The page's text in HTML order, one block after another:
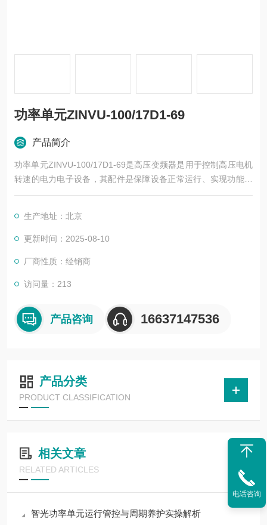
功率单元ZINVU-100/17D1-69
产品简介
功率单元ZINVU-100/17D1-69是高压变频器是用于控制高压电机
转速的电力电子设备，其配件是保障设备正常运行、实现功能扩
展及维护维修的重要组成部分。这些配件种类繁多，涵盖了功率
生产地址：北京
更新时间：2025-08-10
厂商性质：经销商
访问量：213
产品咨询 16637147536
产品分类
PRODUCT CLASSIFICATION
相关文章
RELATED ARTICLES
智光功率单元运行管控与周期养护实操解析
电话咨询